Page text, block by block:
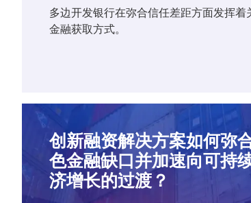
多边开发银行在弥合信任差距方面发挥
金融获取方式。
创新融资解决方案如何弥
色金融缺口并加速向可持
济增长的过渡？